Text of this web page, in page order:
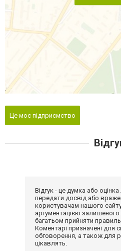
Це моє підприємство
Відгук - це думка або
передати досвід або
користувачам нашого
аргументацією
багатьом прийняти
Коментарі призначені для
обговорення, а також для
цікавлять.